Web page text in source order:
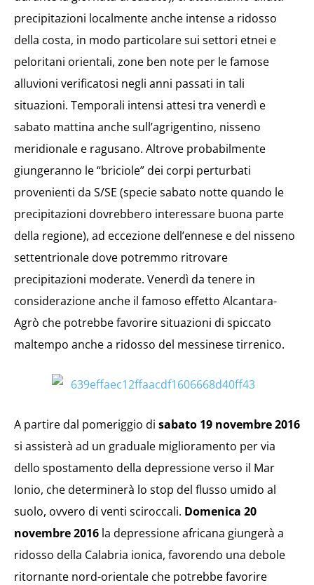
precipitazioni localmente anche intense a ridosso
della costa, in modo particolare sui settori etnei e
peloritani orientali, zone ben note per le famose
alluvioni verificatosi negli anni passati in tali
situazioni. Temporali intensi attesi tra venerdì e
sabato mattina anche sull’agrigentino, nisseno
meridionale e ragusano. Altrove probabilmente
giungeranno le “briciole” dei corpi perturbati
provenienti da S/SE (specie sabato notte quando le
precipitazioni dovrebbero interessare buona parte
della regione), ad eccezione dell’ennese e del nisseno
settentrionale dove potremmo ritrovare
precipitazioni moderate. Venerdì da tenere in
considerazione anche il famoso effetto Alcantara-
Agrò che potrebbe favorire situazioni di spiccato
maltempo anche a ridosso del messinese tirrenico.
A partire dal pomeriggio di sabato 19 novembre 2016
si assisterà ad un graduale miglioramento per via
dello spostamento della depressione verso il Mar
Ionio, che determinerà lo stop del flusso umido al
suolo, ovvero di venti sciroccali. Domenica 20
novembre 2016 la depressione africana giungerà a
ridosso della Calabria ionica, favorendo una debole
ritornante nord-orientale che potrebbe favorire